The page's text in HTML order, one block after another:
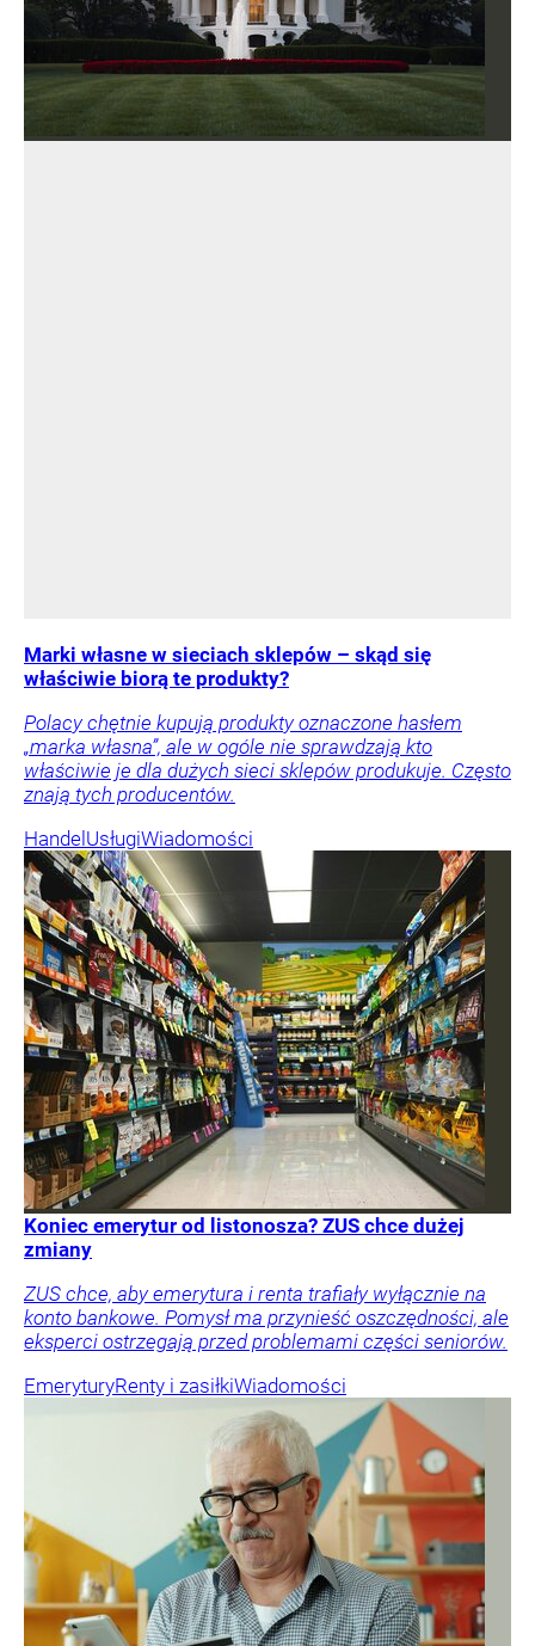
Marki własne w sieciach sklepów – skąd się
właściwie biorą te produkty?
Polacy chętnie kupują produkty oznaczone hasłem
„marka własna”, ale w ogóle nie sprawdzają kto
właściwie je dla dużych sieci sklepów produkuje. Często
znają tych producentów.
Handel UsługiWiadomości
Koniec emerytur od listonosza? ZUS chce dużej
zmiany
ZUS chce, aby emerytura i renta trafiały wyłącznie na
konto bankowe. Pomysł ma przynieść oszczędności, ale
eksperci ostrzegają przed problemami części seniorów.
EmeryturyRenty i zasiłkiWiadomości